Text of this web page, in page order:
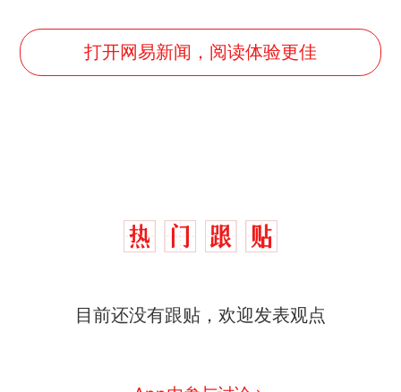
打开网易新闻，阅读体验更佳
目前还没有跟贴，欢迎发表观点
人生
新